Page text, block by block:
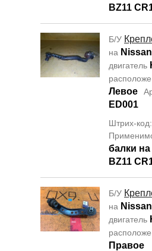
BZ11
Б/У
на
двигатель
Левое
ED001
Штрих-
балки
BZ11
Б/У
на
двигатель
Правое